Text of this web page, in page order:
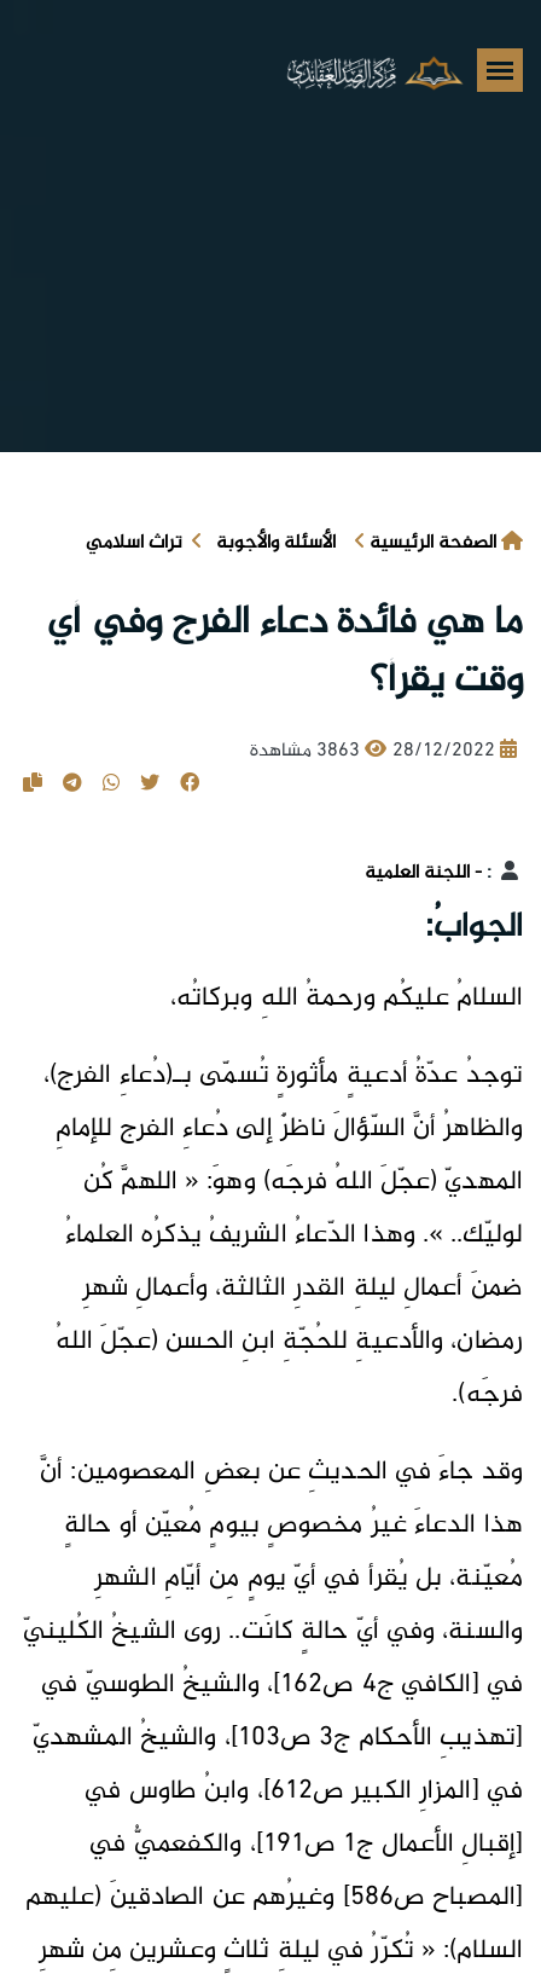
الصفحة الرئيسية الأسئلة والأجوبة تراث اسلامي
ما هي فائدة دعاء الفرج وفي أي
وقت يقرأ؟
28/12/2022 3863 مشاهدة
:- اللجنة العلمية
الجوابُ:
السلامُ عليكُم ورحمةُ اللهِ وبركاتُه،
توجدُ عدّةُ أدعيةٍ مأثورةٍ تُسمّى بـ(دُعاءِ الفرج)،
والظاهرُ أنَّ السّؤالَ ناظرٌ إلى دُعاءِ الفرج للإمامِ
المهديّ (عجّلَ اللهُ فرجَه) وهوَ: « اللهمَّ كُن
لوليّك.. ». وهذا الدّعاءُ الشريفُ يذكرُه العلماءُ
ضمنَ أعمالِ ليلةِ القدرِ الثالثة، وأعمالِ شهرِ
رمضان، والأدعيةِ للحُجّةِ ابنِ الحسن (عجّلَ اللهُ
فرجَه).
وقد جاءَ في الحديثِ عن بعضِ المعصومين: أنَّ
هذا الدعاءَ غيرُ مخصوصٍ بيومٍ مُعيّن أو حالةٍ
مُعيّنة، بل يُقرأ في أيّ يومٍ مِن أيّامِ الشهرِ
والسنة، وفي أيّ حالةٍ كانَت.. روى الشيخُ الكُلينيّ
في [الكافي ج4 ص162]، والشيخُ الطوسيّ في
[تهذيبِ الأحكام ج3 ص103]، والشيخُ المشهديّ
في [المزارِ الكبير ص612]، وابنُ طاوس في
[إقبالِ الأعمال ج1 ص191]، والكفعميُّ في
[المصباح ص586] وغيرُهم عن الصادقينَ (عليهم
السلام): « تُكرّرُ في ليلةِ ثلاثٍ وعشرين مِن شهرِ